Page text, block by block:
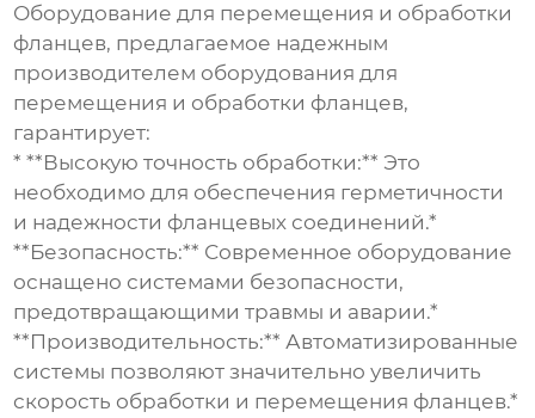
Оборудование для перемещения и обработки
фланцев, предлагаемое надежным
производителем оборудования для
перемещения и обработки фланцев,
гарантирует:
* **Высокую точность обработки:** Это
необходимо для обеспечения герметичности
и надежности фланцевых соединений.*
**Безопасность:** Современное оборудование
оснащено системами безопасности,
предотвращающими травмы и аварии.*
**Производительность:** Автоматизированные
системы позволяют значительно увеличить
скорость обработки и перемещения фланцев.*